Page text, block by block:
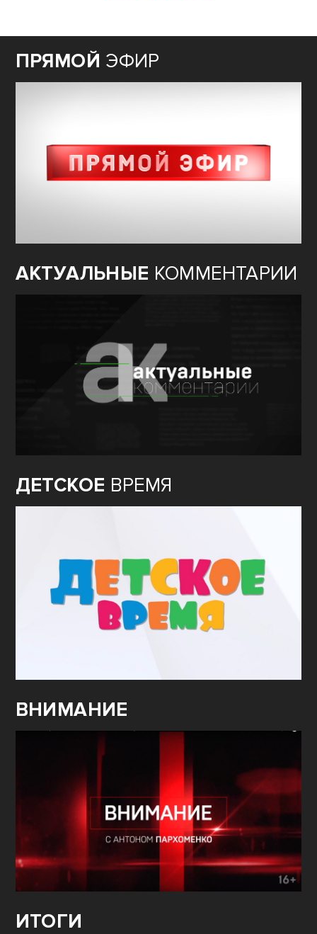
ПРЯМОЙ ЭФИР
АКТУАЛЬНЫЕ КОММЕНТАРИИ
ДЕТСКОЕ ВРЕМЯ
ВНИМАНИЕ
ИТОГИ